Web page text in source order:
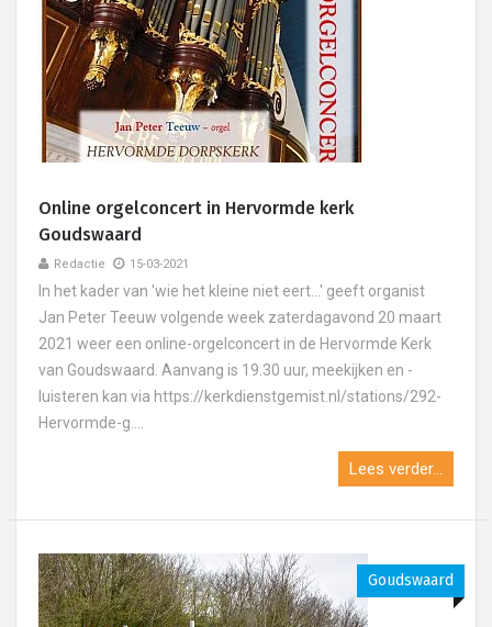
Online orgelconcert in Hervormde kerk
Goudswaard
Redactie 15-03-2021
In het kader van 'wie het kleine niet eert...' geeft organist
Jan Peter Teeuw volgende week zaterdagavond 20 maart
2021 weer een online-orgelconcert in de Hervormde Kerk
van Goudswaard. Aanvang is 19.30 uur, meekijken en -
luisteren kan via https://kerkdienstgemist.nl/stations/292-
Hervormde-g....
Lees verder...
Goudswaard